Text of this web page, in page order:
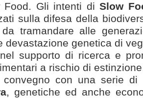
Food. Gli intenti diSlow
sulla difesa della
tramandare alle
devastazione genetica di
supporto di ricerca e
a rischio di
con una serie di
, genetiche ed anche